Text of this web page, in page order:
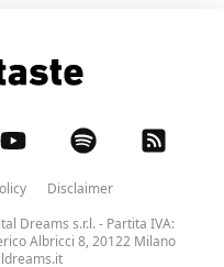
Disclaimer
Dreams s.r.l.- Partita IVA:
Albricci 8, 20122 Milano